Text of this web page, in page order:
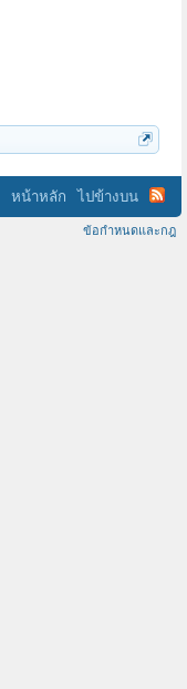
หน้าหลัก ไปข้างบน
ข้อกำหนดและกฎ